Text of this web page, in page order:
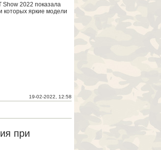
19-02-2022, 12:58
Show 2022 показала
которых яркие модели
при